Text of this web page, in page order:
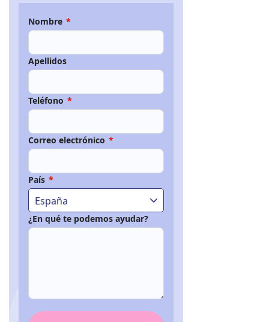
Nombre *
Apellidos
Teléfono *
Correo electrónico *
País *
España
¿En qué te podemos ayudar?